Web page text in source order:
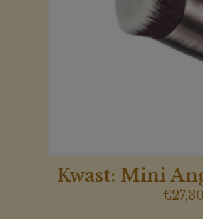
Kwast: Mini
€27,30